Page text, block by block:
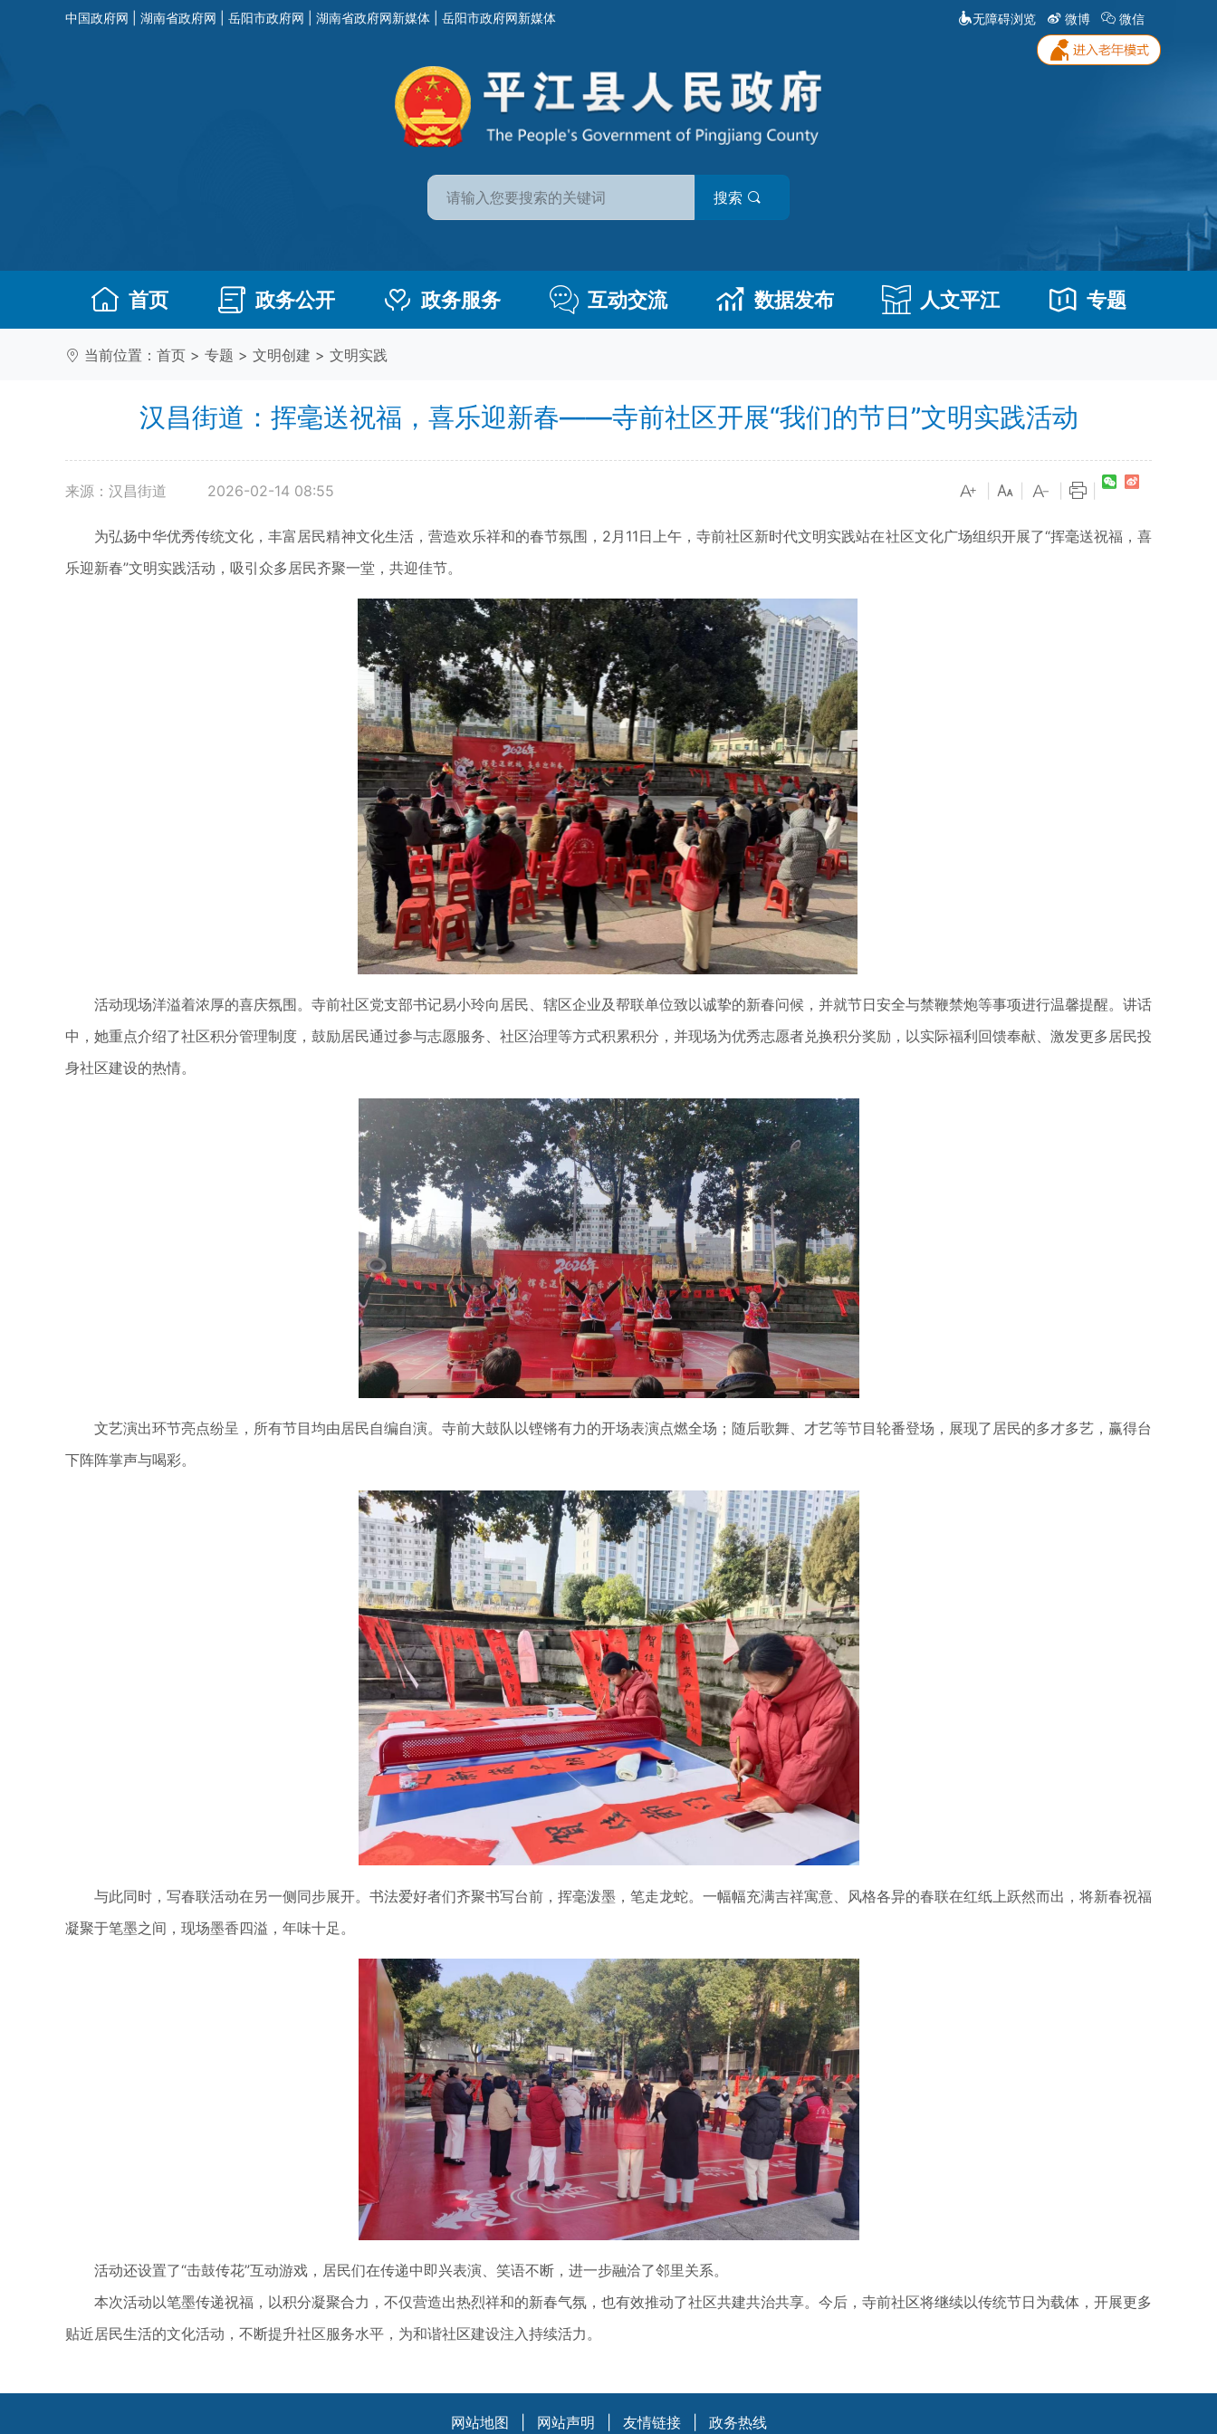
中国政府网 湖南省政府网 岳阳市政府网 湖南省政府网新媒体 岳阳市政府网新媒体 无障碍浏览 微博 微信
搜索
首页 政务公开 政务服务 互动交流 数据发布 人文平江 专题
当前位置： 首页 > 专题 > 文明创建 > 文明实践
汉昌街道：挥毫送祝福，喜乐迎新春——寺前社区开展“我们的节日”文明实践活动
来源：汉昌街道 2026-02-14 08:55
为弘扬中华优秀传统文化，丰富居民精神文化生活，营造欢乐祥和的春节氛围，2月11日上午，寺前社区新时代文明实践站在社区文化广场组织开展了“挥毫送祝福，喜
乐迎新春”文明实践活动，吸引众多居民齐聚一堂，共迎佳节。
活动现场洋溢着浓厚的喜庆氛围。寺前社区党支部书记易小玲向居民、辖区企业及帮联单位致以诚挚的新春问候，并就节日安全与禁鞭禁炮等事项进行温馨提醒。讲话
中，她重点介绍了社区积分管理制度，鼓励居民通过参与志愿服务、社区治理等方式积累积分，并现场为优秀志愿者兑换积分奖励，以实际福利回馈奉献、激发更多居民投
身社区建设的热情。
文艺演出环节亮点纷呈，所有节目均由居民自编自演。寺前大鼓队以铿锵有力的开场表演点燃全场；随后歌舞、才艺等节目轮番登场，展现了居民的多才多艺，赢得台
下阵阵掌声与喝彩。
与此同时，写春联活动在另一侧同步展开。书法爱好者们齐聚书写台前，挥毫泼墨，笔走龙蛇。一幅幅充满吉祥寓意、风格各异的春联在红纸上跃然而出，将新春祝福
凝聚于笔墨之间，现场墨香四溢，年味十足。
活动还设置了“击鼓传花”互动游戏，居民们在传递中即兴表演、笑语不断，进一步融洽了邻里关系。
本次活动以笔墨传递祝福，以积分凝聚合力，不仅营造出热烈祥和的新春气氛，也有效推动了社区共建共治共享。今后，寺前社区将继续以传统节日为载体，开展更多
贴近居民生活的文化活动，不断提升社区服务水平，为和谐社区建设注入持续活力。
网站地图 网站声明 友情链接 政务热线